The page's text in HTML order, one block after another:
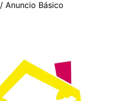
/ Anuncio Básico